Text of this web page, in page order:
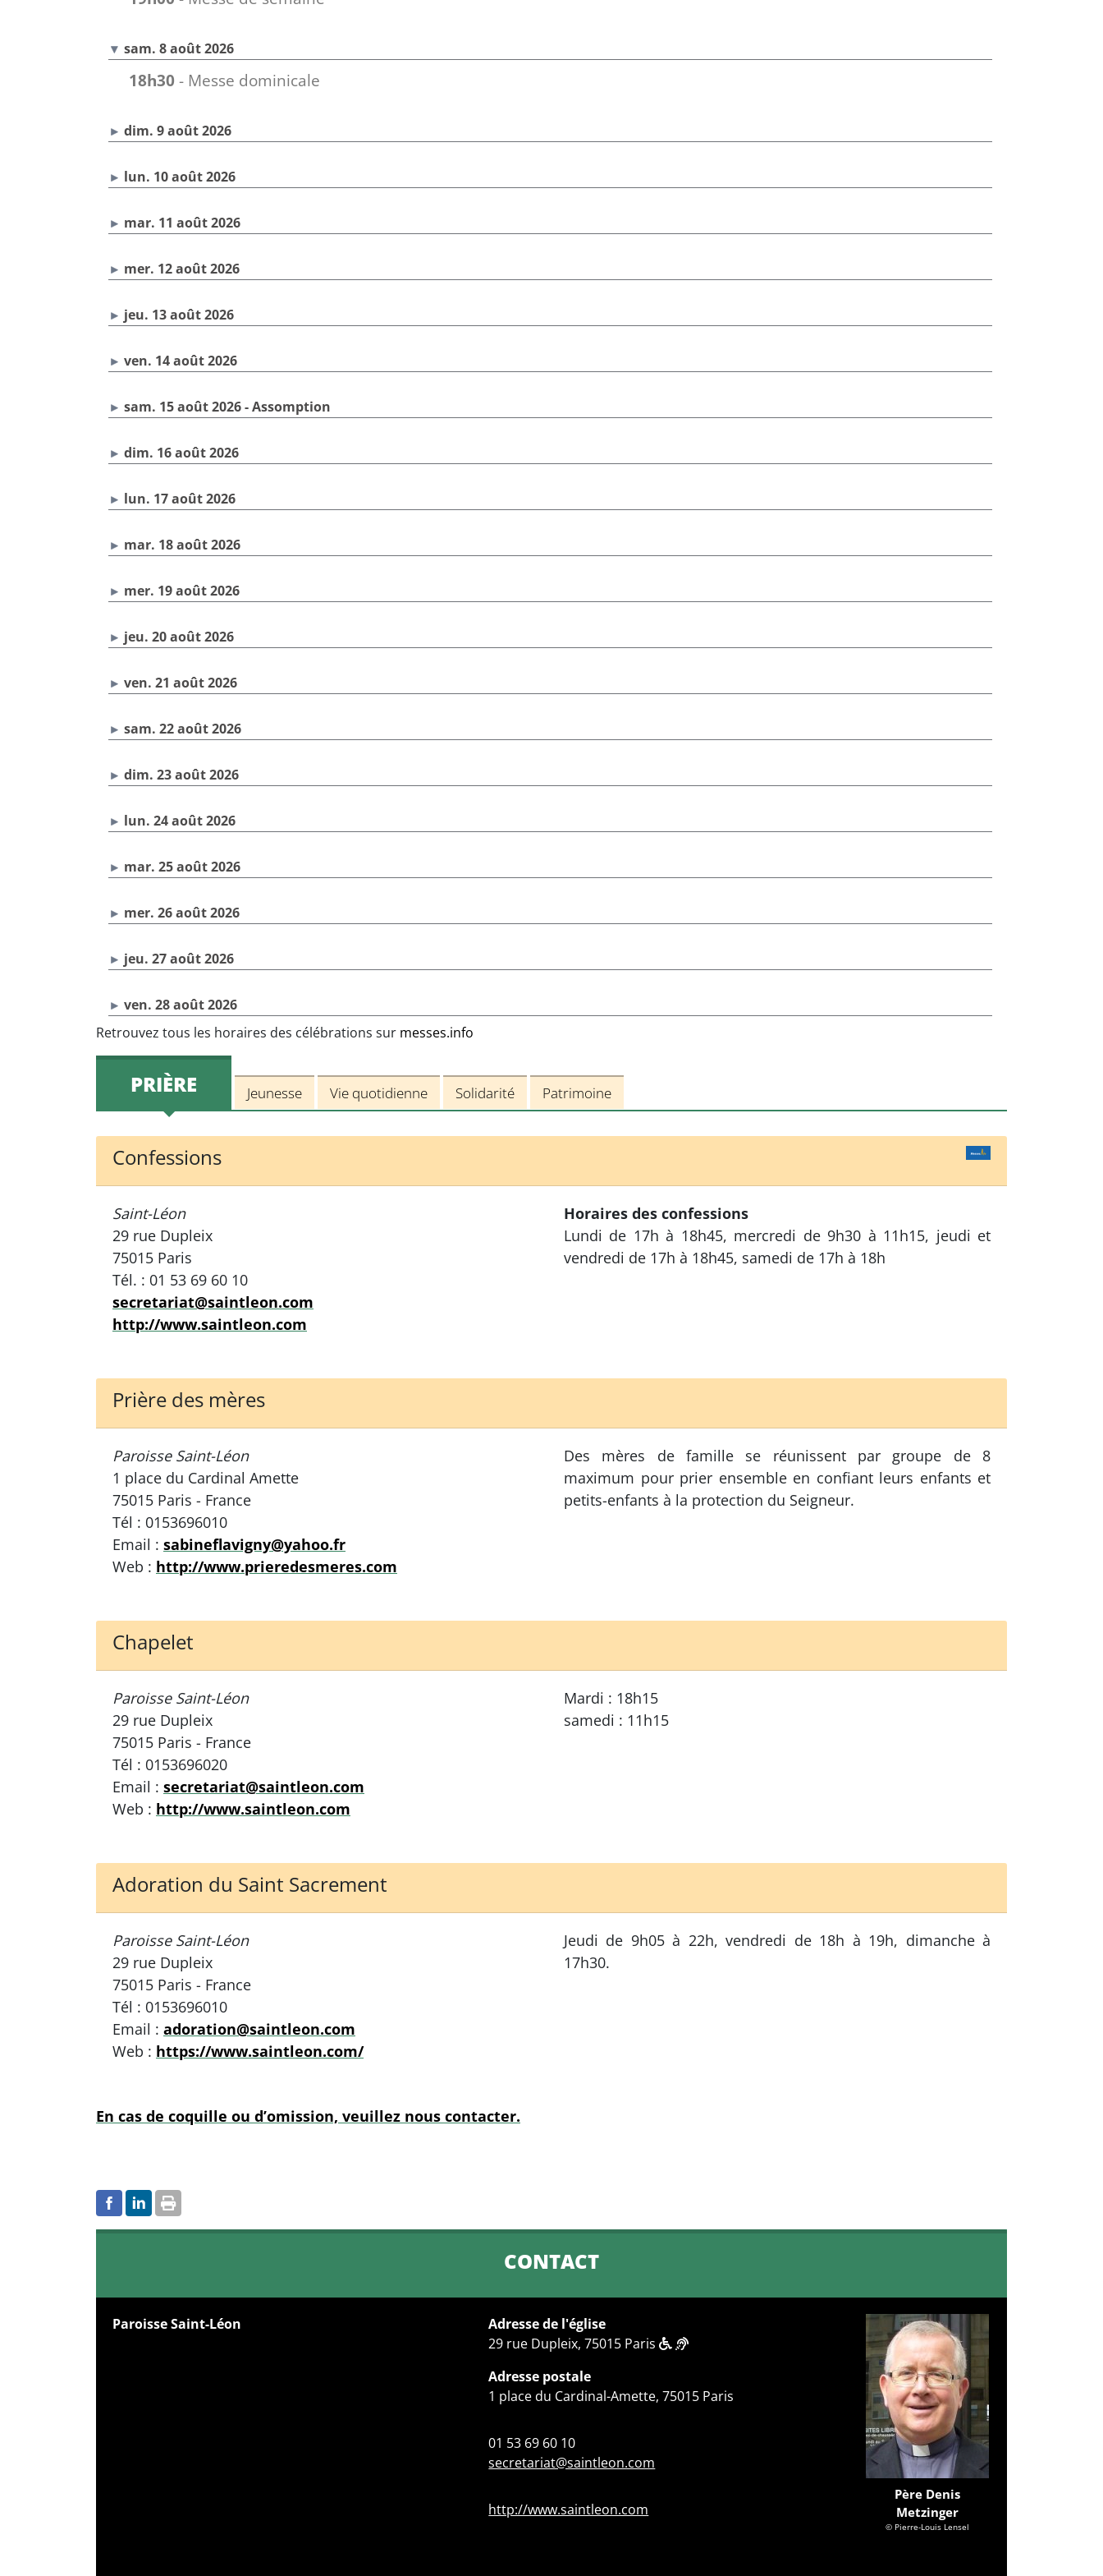
sam. 8 août 2026
18h30 - Messe dominicale
dim. 9 août 2026
lun. 10 août 2026
mar. 11 août 2026
mer. 12 août 2026
jeu. 13 août 2026
ven. 14 août 2026
sam. 15 août 2026 - Assomption
dim. 16 août 2026
lun. 17 août 2026
mar. 18 août 2026
mer. 19 août 2026
jeu. 20 août 2026
ven. 21 août 2026
sam. 22 août 2026
dim. 23 août 2026
lun. 24 août 2026
mar. 25 août 2026
mer. 26 août 2026
jeu. 27 août 2026
ven. 28 août 2026
Retrouvez tous les horaires des célébrations sur messes.info
PRIÈRE Jeunesse Vie quotidienne Solidarité Patrimoine
Confessions
Saint-Léon
29 rue Dupleix
75015 Paris
Tél. : 01 53 69 60 10
secretariat@saintleon.com
http://www.saintleon.com
Horaires des confessions
Lundi de 17h à 18h45, mercredi de 9h30 à 11h15, jeudi et
vendredi de 17h à 18h45, samedi de 17h à 18h
Prière des mères
Paroisse Saint-Léon
1 place du Cardinal Amette
75015 Paris - France
Tél : 0153696010
Email : sabineflavigny@yahoo.fr
Web : http://www.prieredesmeres.com
Des mères de famille se réunissent par groupe de 8
maximum pour prier ensemble en confiant leurs enfants et
petits-enfants à la protection du Seigneur.
Chapelet
Paroisse Saint-Léon
29 rue Dupleix
75015 Paris - France
Tél : 0153696020
Email : secretariat@saintleon.com
Web : http://www.saintleon.com
Mardi : 18h15
samedi : 11h15
Adoration du Saint Sacrement
Paroisse Saint-Léon
29 rue Dupleix
75015 Paris - France
Tél : 0153696010
Email : adoration@saintleon.com
Web : https://www.saintleon.com/
Jeudi de 9h05 à 22h, vendredi de 18h à 19h, dimanche à
17h30.
En cas de coquille ou d’omission, veuillez nous contacter.
CONTACT
Paroisse Saint-Léon
Adresse de l'église
29 rue Dupleix, 75015 Paris
Adresse postale
1 place du Cardinal-Amette, 75015 Paris
01 53 69 60 10
secretariat@saintleon.com
http://www.saintleon.com
Père Denis
Metzinger
© Pierre-Louis Lensel